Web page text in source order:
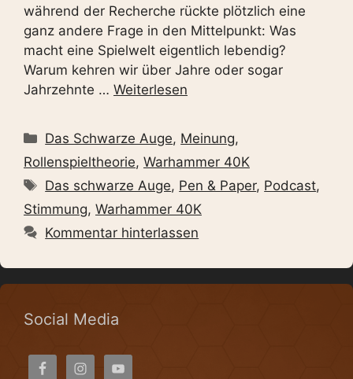
während der Recherche rückte plötzlich eine
ganz andere Frage in den Mittelpunkt: Was
macht eine Spielwelt eigentlich lebendig?
Warum kehren wir über Jahre oder sogar
Jahrzehnte … Weiterlesen
Kategorien
Das Schwarze Auge, Meinung,
Rollenspieltheorie, Warhammer 40K
Schlagwörter
Das schwarze Auge, Pen & Paper, Podcast,
Stimmung, Warhammer 40K
Kommentar hinterlassen
Social Media